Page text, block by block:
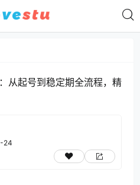
从起号到稳定期全流程，精
24